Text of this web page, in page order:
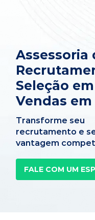
Assessoria
Seleção em
Vendas em
Transforme seu
recrutamento e
vantagem
FALE COM UM